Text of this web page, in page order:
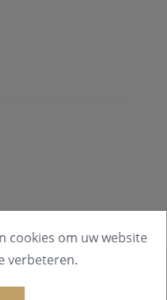
cookies om uw website
verbeteren.